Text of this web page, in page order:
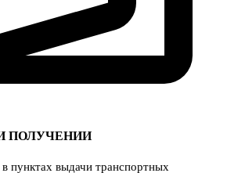
ПОЛУЧЕНИИ
пунктах выдачи транспортных